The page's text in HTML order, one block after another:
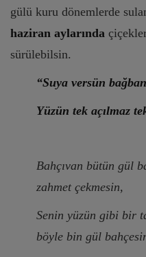
gülü kuru dönemlerde
haziran aylarında
sürülebilsin.
“Suya versün
Yüzün tek açılmaz
Bahçıvan bütün gül
zahmet çekmesin,
Senin yüzün gibi bir
böyle bin gül